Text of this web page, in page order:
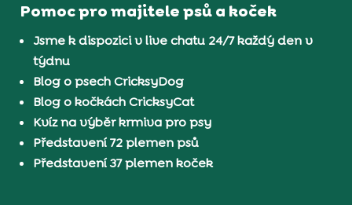
Pomoc pro majitele psů a koček
Jsme k dispozici v live chatu 24/7 každý den v
týdnu
Blog o psech CricksyDog
Blog o kočkách CricksyCat
Kvíz na výběr krmiva pro psy
Představení 72 plemen psů
Představení 37 plemen koček